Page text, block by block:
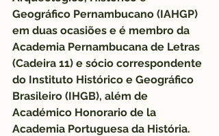
Geográfico Pernambucano (IAHGP)
em duas ocasiões e é membro da
Academia Pernambucana de Letras
(Cadeira 11) e sócio correspondente
do Instituto Histórico e Geográfico
Brasileiro (IHGB), além de
Académico Honorario de la
Academia Portuguesa da História.